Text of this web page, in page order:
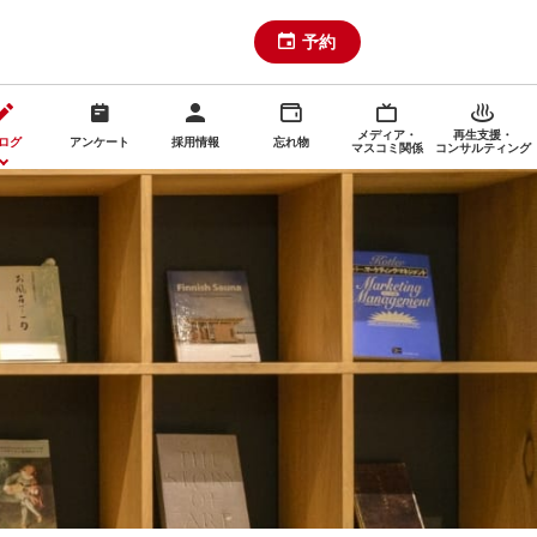
予約
グ アンケート 採用情報 忘れ物
メディア・
マスコミ関係
再生支援・
コンサルティング